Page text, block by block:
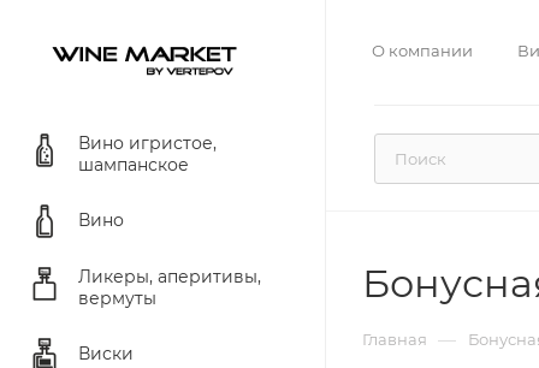
О компании
Вино игристое,
шампанское
Вино
Ликеры, аперитивы,
вермуты
Виски
Главная —